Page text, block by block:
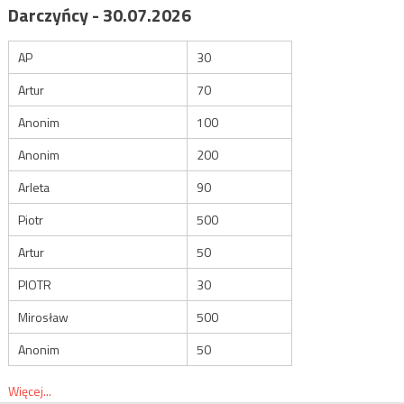
Darczyńcy - 30.07.2026
AP
30
Artur
70
Anonim
100
Anonim
200
Arleta
90
Piotr
500
Artur
50
PIOTR
30
Mirosław
500
Anonim
50
Więcej...